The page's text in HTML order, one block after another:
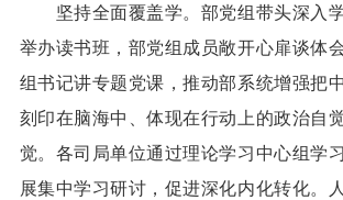
坚持全面覆盖学。部党组带头深入学
举办读书班，部党组成员敞开心扉谈体
组书记讲专题党课，推动部系统增强把
刻印在脑海中、体现在行动上的政治自
觉。各司局单位通过理论学习中心组学
展集中学习研讨，促进深化内化转化。